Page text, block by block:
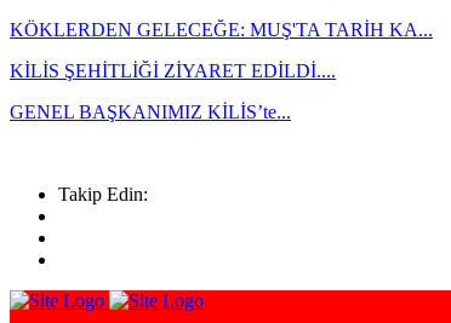
KÖKLERDEN GELECEĞE: MUŞ'TA TARİH KA...
KİLİS ŞEHİTLİĞİ ZİYARET EDİLDİ....
GENEL BAŞKANIMIZ KİLİS’te...
Takip Edin: